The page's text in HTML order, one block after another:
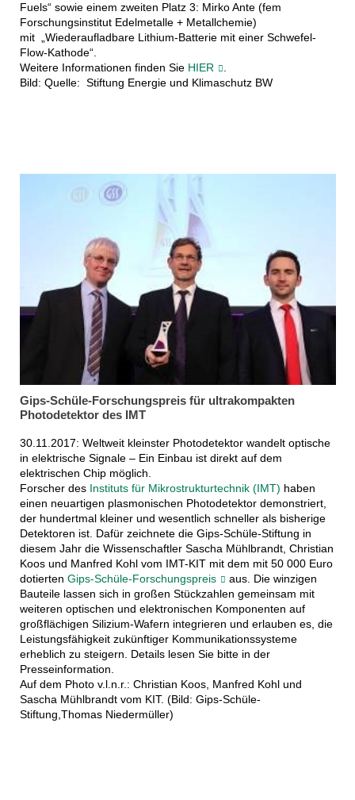
Fuels“ sowie einem zweiten Platz 3: Mirko Ante (fem
Forschungsinstitut Edelmetalle + Metallchemie)
mit „Wiederaufladbare Lithium‐Batterie mit einer Schwefel-
Flow-Kathode“.
Weitere Informationen finden Sie HIER
.
Bild: Quelle: Stiftung Energie und Klimaschutz BW
Gips-Schüle-Forschungspreis für ultrakompakten
Photodetektor des IMT
30.11.2017: Weltweit kleinster Photodetektor wandelt optische
in elektrische Signale – Ein Einbau ist direkt auf dem
elektrischen Chip möglich.
Forscher des Instituts für Mikrostrukturtechnik (IMT) haben
einen neuartigen plasmonischen Photodetektor demonstriert,
der hundertmal kleiner und wesentlich schneller als bisherige
Detektoren ist. Dafür zeichnete die Gips-Schüle-Stiftung in
diesem Jahr die Wissenschaftler Sascha Mühlbrandt, Christian
Koos und Manfred Kohl vom IMT-KIT mit dem mit 50 000 Euro
dotierten Gips-Schüle-Forschungspreis
aus. Die winzigen
Bauteile lassen sich in großen Stückzahlen gemeinsam mit
weiteren optischen und elektronischen Komponenten auf
großflächigen Silizium-Wafern integrieren und erlauben es, die
Leistungsfähigkeit zukünftiger Kommunikationssysteme
erheblich zu steigern. Details lesen Sie bitte in der
Presseinformation.
Auf dem Photo v.l.n.r.: Christian Koos, Manfred Kohl und
Sascha Mühlbrandt vom KIT. (Bild: Gips-Schüle-
Stiftung,Thomas Niedermüller)